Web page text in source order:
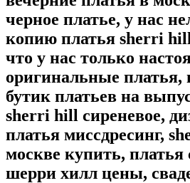
черное платье, у нас
копию платья sherri
что у нас только
оригинальные платья,
бутик платьев на
sherri hill сиреневое,
платья миссдресинг,
москве купить, платья
шерри хилл цены,